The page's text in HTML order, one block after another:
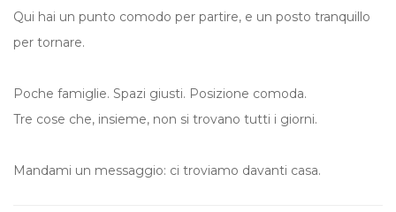
Qui hai un punto comodo per partire, e un posto tranquillo
per tornare.
Poche famiglie. Spazi giusti. Posizione comoda.
Tre cose che, insieme, non si trovano tutti i giorni.
Mandami un messaggio: ci troviamo davanti casa.